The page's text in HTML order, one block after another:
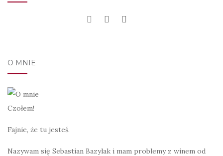
O MNIE
Czołem!
Fajnie, że tu jesteś.
Nazywam się Sebastian Bazylak i mam problemy z winem od